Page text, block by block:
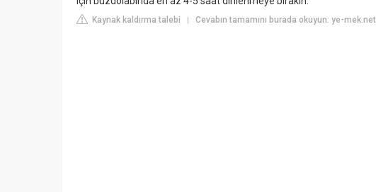
Kaynak kaldırma talebi Cevabın tamamını burada okuyun: ye-mek.net